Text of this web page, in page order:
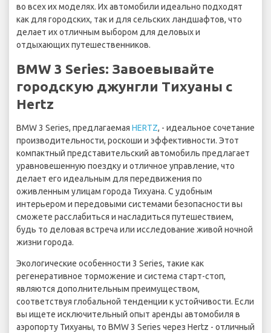
во всех их моделях. Их автомобили идеально подходят
как для городских, так и для сельских ландшафтов, что
делает их отличным выбором для деловых и
отдыхающих путешественников.
BMW 3 Series: Завоевывайте
городскую джунгли Тихуаны с
Hertz
BMW 3 Series, предлагаемая HERTZ, - идеальное сочетание
производительности, роскоши и эффективности. Этот
компактный представительский автомобиль предлагает
уравновешенную поездку и отличное управление, что
делает его идеальным для передвижения по
оживленным улицам города Тихуана. С удобным
интерьером и передовыми системами безопасности вы
сможете расслабиться и насладиться путешествием,
будь то деловая встреча или исследование живой ночной
жизни города.
Экологические особенности 3 Series, такие как
регенеративное торможение и система старт-стоп,
являются дополнительным преимуществом,
соответствуя глобальной тенденции к устойчивости. Если
вы ищете исключительный опыт аренды автомобиля в
аэропорту Тихуаны, то BMW 3 Series через Hertz - отличный